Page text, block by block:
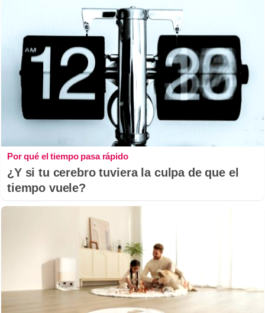
Por qué el tiempo pasa rápido
¿Y si tu cerebro tuviera la culpa de que el
tiempo vuele?